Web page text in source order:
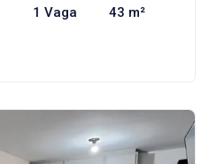
1 Vaga 43 m²